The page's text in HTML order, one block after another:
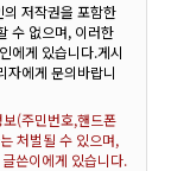
저작권을 포함한
수 없으며, 이러한
에게 있습니다.게시
자에게 문의바랍니
(주민번호,핸드폰
처벌될 수 있으며,
쓴이에게 있습니다.